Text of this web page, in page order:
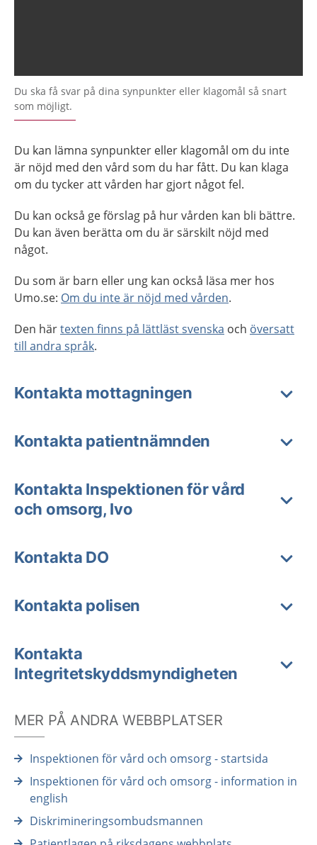
Du ska få svar på dina synpunkter eller klagomål så snart
som möjligt.
Du kan lämna synpunkter eller klagomål om du inte
är nöjd med den vård som du har fått. Du kan klaga
om du tycker att vården har gjort något fel.
Du kan också ge förslag på hur vården kan bli bättre.
Du kan även berätta om du är särskilt nöjd med
något.
Du som är barn eller ung kan också läsa mer hos
Umo.se: Om du inte är nöjd med vården.
Den härtexten finns på lättläst svenska och översatt
till andra språk.
Kontakta mottagningen
Kontakta patientnämnden
Kontakta Inspektionen för vård
och omsorg, Ivo
Kontakta DO
Kontakta polisen
Kontakta
Integritetskyddsmyndigheten
MER PÅ ANDRA WEBBPLATSER
Inspektionen för vård och omsorg - startsida
Inspektionen för vård och omsorg - information in
english
Diskrimineringsombudsmannen